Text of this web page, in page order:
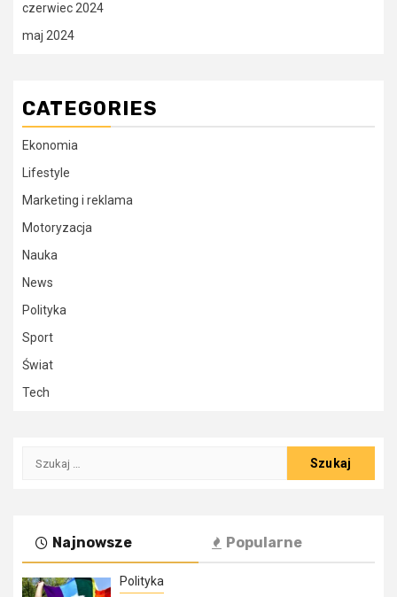
czerwiec 2024
maj 2024
CATEGORIES
Ekonomia
Lifestyle
Marketing i reklama
Motoryzacja
Nauka
News
Polityka
Sport
Świat
Tech
Szukaj:
Najnowsze Popularne
Polityka